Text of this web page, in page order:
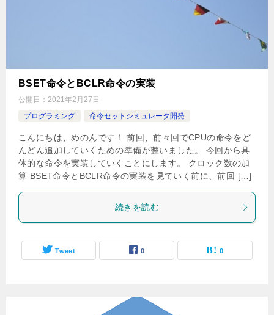
BSET命令とBCLR命令の実装
公開日： 2021年2月27日
プログラミング
命令セットシミュレータ開発
こんにちは、めのんです！ 前回、前々回でCPUの命令をど
んどん追加していくための準備が整いました。 今回から具
体的な命令を実装していくことにします。 クロック数の加
算 BSET命令とBCLR命令の実装を見ていく前に、前回 […]
続きを読む
Tweet 0 0